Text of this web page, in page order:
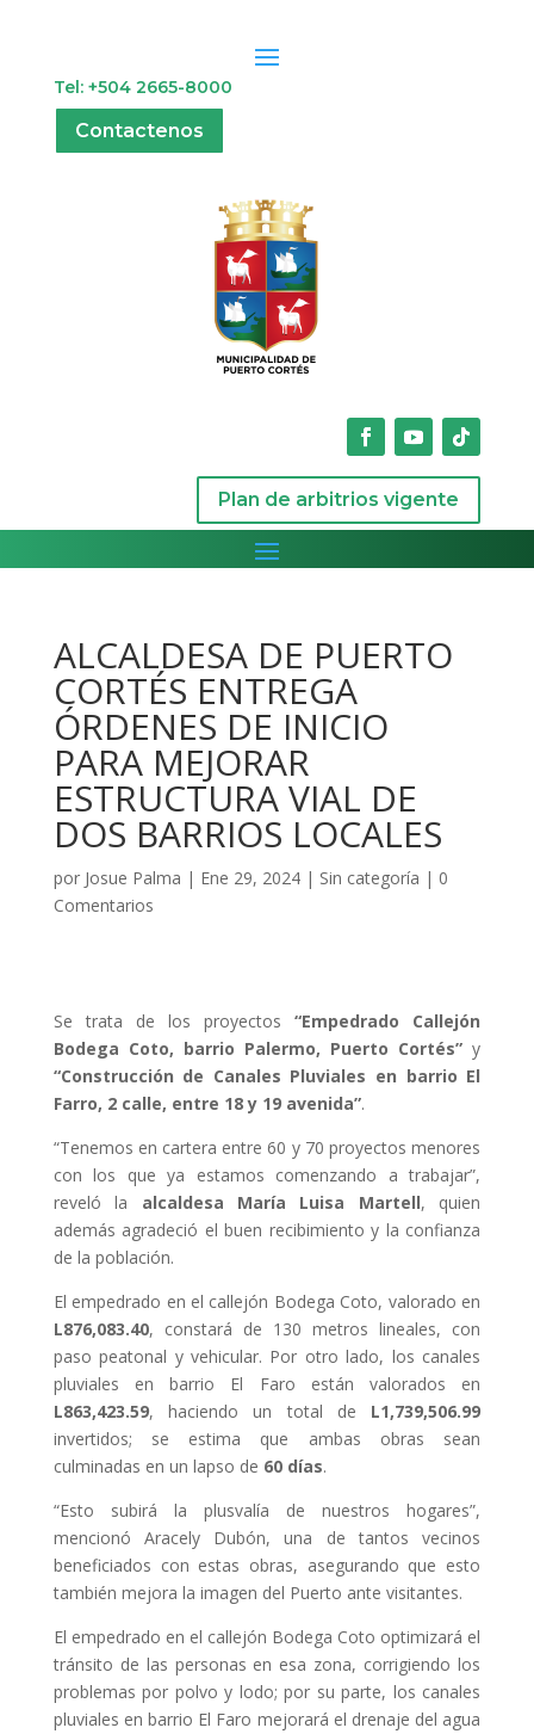
Tel: +504 2665-8000
Contactenos
Plan de arbitrios vigente
ALCALDESA DE PUERTO
CORTÉS ENTREGA
ÓRDENES DE INICIO
PARA MEJORAR
ESTRUCTURA VIAL DE
DOS BARRIOS LOCALES
por Josue Palma | Ene 29, 2024| Sin categoría | 0
Comentarios
Se trata de los proyectos“Empedrado Callejón
Bodega Coto, barrio Palermo, Puerto Cortés” y
“Construcción de Canales Pluviales en barrio El
Farro, 2 calle, entre 18 y 19 avenida”.
“Tenemos en cartera entre 60 y 70 proyectos menores
con los que ya estamos comenzando a trabajar”,
reveló la alcaldesa María Luisa Martell, quien
además agradeció el buen recibimiento y la confianza
de la población.
El empedrado en el callejón Bodega Coto, valorado en
L876,083.40, constará de 130 metros lineales, con
paso peatonal y vehicular. Por otro lado, los canales
pluviales en barrio El Faro están valorados en
L863,423.59, haciendo un total de L1,739,506.99
invertidos; se estima que ambas obras sean
culminadas en un lapso de 60 días.
“Esto subirá la plusvalía de nuestros hogares”,
mencionó Aracely Dubón, una de tantos vecinos
beneficiados con estas obras, asegurando que esto
también mejora la imagen del Puerto ante visitantes.
El empedrado en el callejón Bodega Coto optimizará el
tránsito de las personas en esa zona, corrigiendo los
problemas por polvo y lodo; por su parte, los canales
pluviales en barrio El Faro mejorará el drenaje del agua